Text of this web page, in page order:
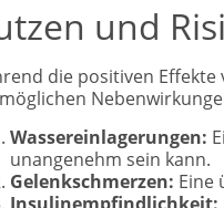
und
die positiven
Wassereinlagerungen:
unangenehm sein kann.
Gelenkschmerzen: Eine
Insulinempfindlichkeit: